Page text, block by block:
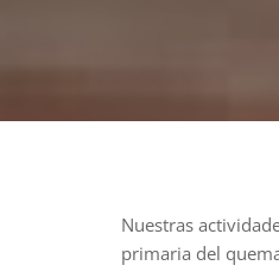
Nuestras
primaria del